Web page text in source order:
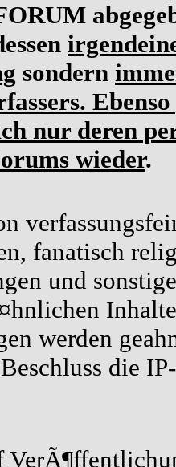
sondern
nur deren
wieder.
fanatisch
und
werden
die